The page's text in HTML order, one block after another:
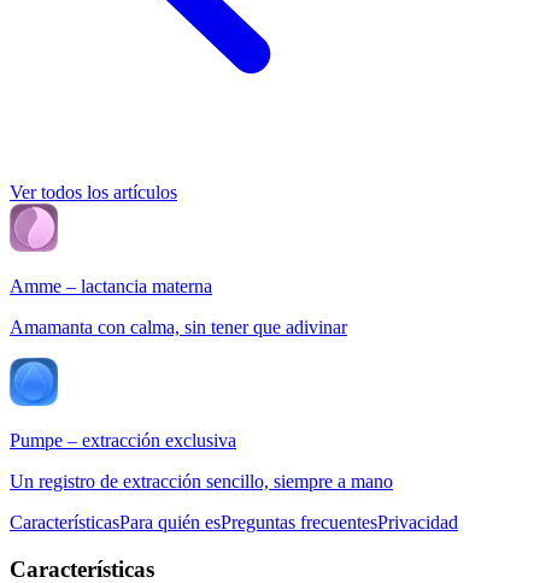
Ver todos los artículos
Amme – lactancia materna
Amamanta con calma, sin tener que adivinar
Pumpe – extracción exclusiva
Un registro de extracción sencillo, siempre a mano
CaracterísticasPara quién esPreguntas frecuentesPrivacidad
Características